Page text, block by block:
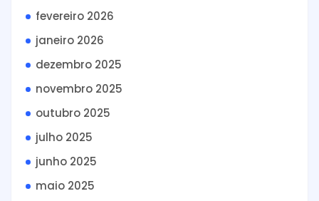
fevereiro 2026
janeiro 2026
dezembro 2025
novembro 2025
outubro 2025
julho 2025
junho 2025
maio 2025